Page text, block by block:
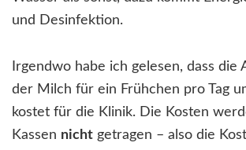
und Desinfektion.
Irgendwo habe ich gelesen, dass die
der Milch für ein Frühchen pro Tag
kostet für die Klinik. Die Kosten
Kassen nicht getragen – also die